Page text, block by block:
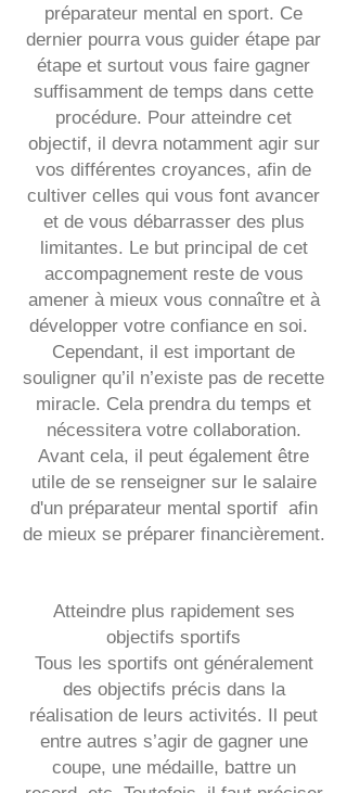
préparateur mental en sport. Ce
dernier pourra vous guider étape par
étape et surtout vous faire gagner
suffisamment de temps dans cette
procédure. Pour atteindre cet
objectif, il devra notamment agir sur
vos différentes croyances, afin de
cultiver celles qui vous font avancer
et de vous débarrasser des plus
limitantes. Le but principal de cet
accompagnement reste de vous
amener à mieux vous connaître et à
développer votre confiance en soi.
Cependant, il est important de
souligner qu’il n’existe pas de recette
miracle. Cela prendra du temps et
nécessitera votre collaboration.
Avant cela, il peut également être
utile de se renseigner sur le salaire
d'un préparateur mental sportifafin
de mieux se préparer financièrement.
Atteindre plus rapidement ses
objectifs sportifs
Tous les sportifs ont généralement
des objectifs précis dans la
réalisation de leurs activités. Il peut
entre autres s’agir de gagner une
coupe, une médaille, battre un